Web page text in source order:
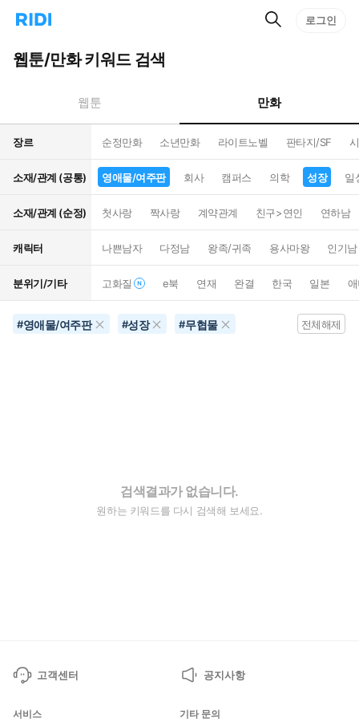
리
홈
으
턴
트
검
로그인
웹툰/만화 키워드 검색
웹툰 만화
장르 순정만화 소년만화 라이트노벨 판타지/SF
소재/관계 (공통) 영애물/여주판 회사 캠퍼스 의학 성장 일
소재/관계 (순정) 첫사랑 짝사랑 계약관계 친구>연인 연하남
캐릭터 나쁜남자 다정남 왕족/귀족 용사마왕 인기남
분위기/기타 고화질 e북 연재 완결 한국 일본
#영애물/여주판 #성장 #무협물 전체해제
검색결과가 없습니다.
원하는 키워드를 다시 검색해 보세요.
고객센터 공지사항
서비스 기타 문의